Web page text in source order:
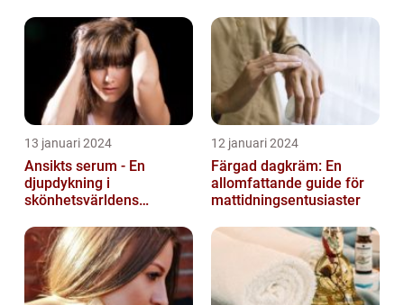
Näringsämnen
13 januari 2024
Ansikts serum - En
djupdykning i
skönhetsvärldens
12 januari 2024
Färgad dagkräm: En
allomfattande guide för
mattidningsentusiaster